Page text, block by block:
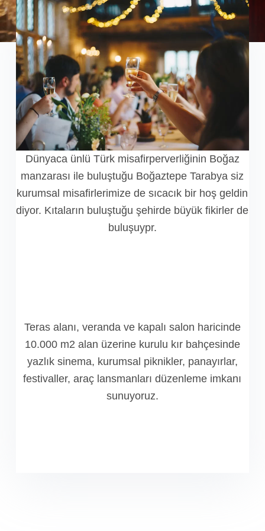
Dünyaca ünlü Türk misafirperverliğinin Boğaz
manzarası ile buluştuğu Boğaztepe Tarabya siz
kurumsal misafirlerimize de sıcacık bir hoş geldin
diyor. Kıtaların buluştuğu şehirde büyük fikirler de
buluşuypr.
Teras alanı, veranda ve kapalı salon haricinde
10.000 m2 alan üzerine kurulu kır bahçesinde
yazlık sinema, kurumsal piknikler, panayırlar,
festivaller, araç lansmanları düzenleme imkanı
sunuyoruz.